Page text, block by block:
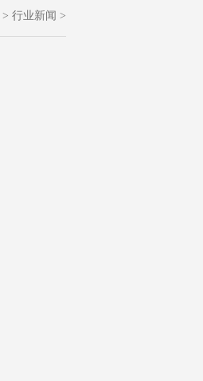
> 行业新闻 >